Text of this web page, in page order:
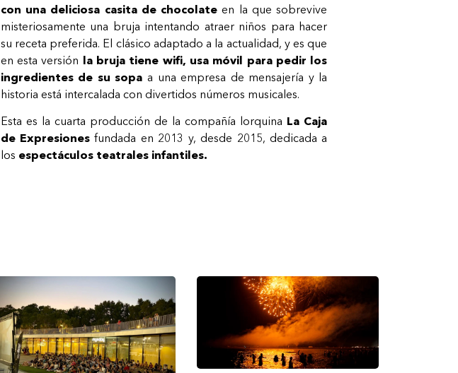
con una deliciosa casita de chocolate en la que sobrevive
misteriosamente una bruja intentando atraer niños para hacer
su receta preferida. El clásico adaptado a la actualidad, y es que
en esta versión la bruja tiene wifi, usa móvil para pedir los
ingredientes de su sopa a una empresa de mensajería y la
historia está intercalada con divertidos números musicales.
Esta es la cuarta producción de la compañía lorquina La Caja
de Expresiones fundada en 2013 y, desde 2015, dedicada a
los espectáculos teatrales infantiles.